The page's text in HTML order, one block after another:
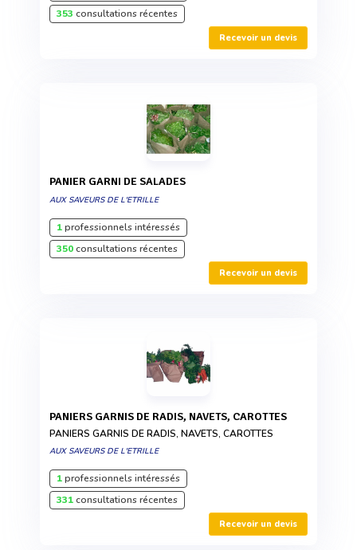
353 consultations récentes
Recevoir un devis
PANIER GARNI DE SALADES
AUX SAVEURS DE L'ETRILLE
1professionnels intéressés
350consultations récentes
Recevoir un devis
PANIERS GARNIS DE RADIS, NAVETS, CAROTTES
PANIERS GARNIS DE RADIS, NAVETS, CAROTTES
AUX SAVEURS DE L'ETRILLE
1professionnels intéressés
331consultations récentes
Recevoir un devis